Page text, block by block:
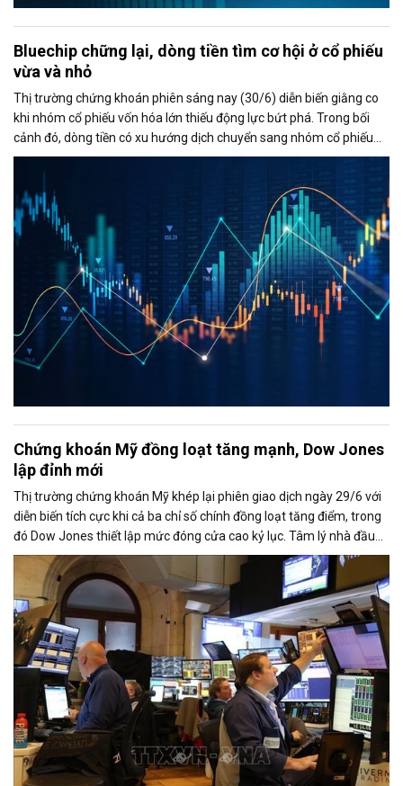
Bluechip chững lại, dòng tiền tìm cơ hội ở cổ phiếu
vừa và nhỏ
Thị trường chứng khoán phiên sáng nay (30/6) diễn biến giằng co
khi nhóm cổ phiếu vốn hóa lớn thiếu động lực bứt phá. Trong bối
cảnh đó, dòng tiền có xu hướng dịch chuyển sang nhóm cổ phiếu
vừa và nhỏ, đặc biệt là nhóm chứng khoán, giúp thanh khoản thị
Chứng khoán Mỹ đồng loạt tăng mạnh, Dow Jones
lập đỉnh mới
Thị trường chứng khoán Mỹ khép lại phiên giao dịch ngày 29/6 với
diễn biến tích cực khi cả ba chỉ số chính đồng loạt tăng điểm, trong
đó Dow Jones thiết lập mức đóng cửa cao kỷ lục. Tâm lý nhà đầu
tư được cải thiện nhờ căng thẳng giữa Mỹ và Iran có dấu hiệu hạ
nhiệt, trong khi nhóm cổ phiếu công nghệ lấy lại đà tăng trước thềm
mùa công bố kết quả kinh doanh quý II.